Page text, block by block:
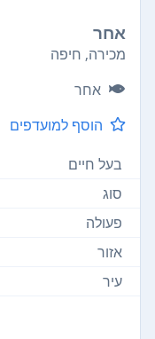
אחר
מכירה, חיפה
אחר
הוסף למועדפים
בעל חיים
סוג
פעולה
אזור
עיר